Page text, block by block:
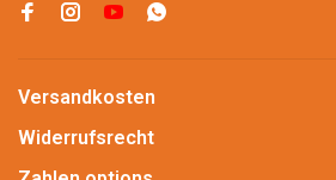
Versandkosten
Widerrufsrecht